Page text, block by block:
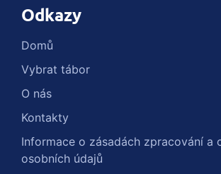
Odkazy
Domů
Vybrat tábor
O nás
Kontakty
Informace o zásadách zpracování a
osobních údajů